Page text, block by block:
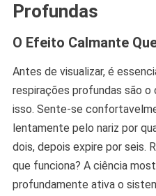
Profundas
O Efeito Calmante
Antes de visualizar, é
respirações profundas são o
isso. Sente-se
lentamente pelo nariz por
dois, depois expire por seis.
que funciona? A ciência
profundamente ativa o